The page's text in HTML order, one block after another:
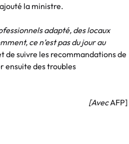
la ministre.
adapté, des locaux
ce n’est pas du jour au
de suivre les recommandations de
ensuite des troubles
[AvecAFP]